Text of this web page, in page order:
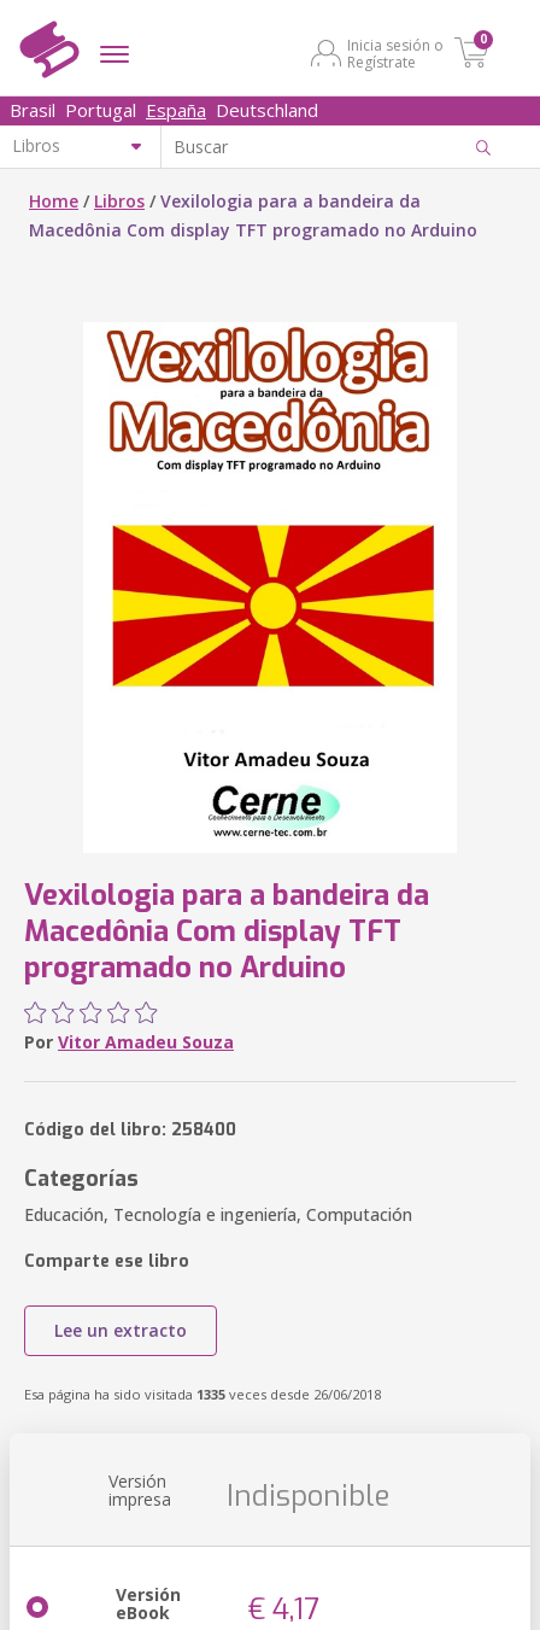
Inicia sesión o
Regístrate
0
Brasil Portugal España Deutschland
Home / Libros /Vexilologia para a bandeira da
Macedônia Com display TFT programado no Arduino
Vexilologia para a bandeira da
Macedônia Com display TFT
programado no Arduino
Por Vitor Amadeu Souza
Código del libro: 258400
Categorías
Educación, Tecnología e ingeniería, Computación
Comparte ese libro
Lee un extracto
Esa página ha sido visitada 1335 veces desde 26/06/2018
Versión
impresa Indisponible
Versión
eBook € 4,17